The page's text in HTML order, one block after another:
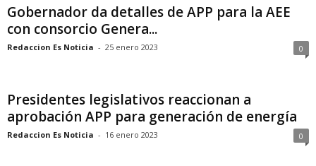
Gobernador da detalles de APP para la AEE
con consorcio Genera...
Redaccion Es Noticia - 25 enero 2023 0
Presidentes legislativos reaccionan a
aprobación APP para generación de energía
Redaccion Es Noticia - 16 enero 2023 0